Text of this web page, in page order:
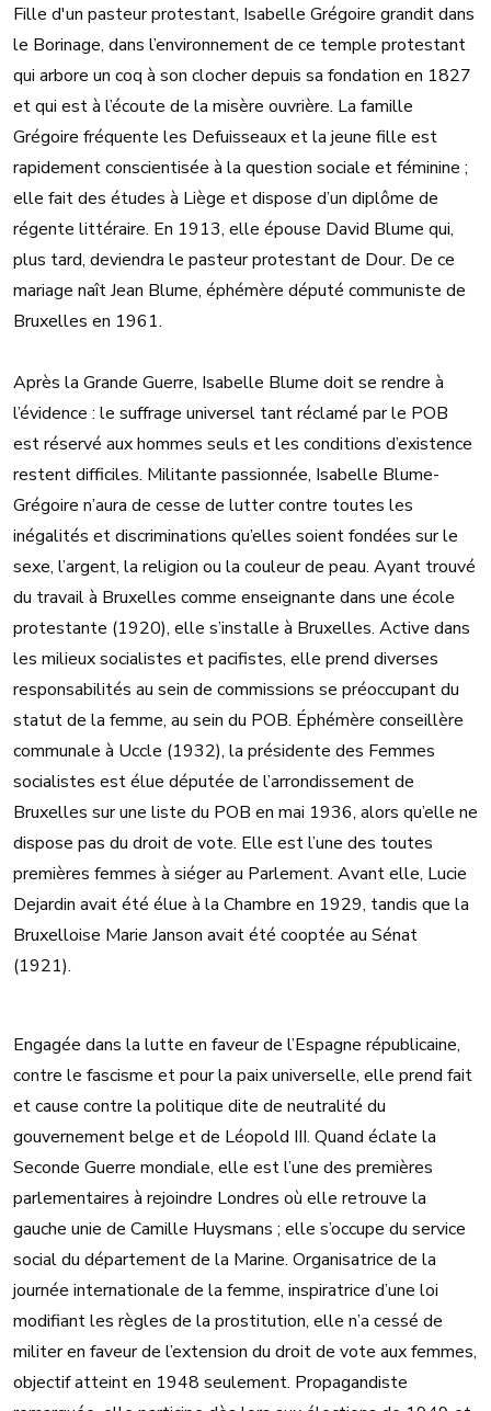
Fille d'un pasteur protestant, Isabelle Grégoire grandit dans
le Borinage, dans l’environnement de ce temple protestant
qui arbore un coq à son clocher depuis sa fondation en 1827
et qui est à l’écoute de la misère ouvrière. La famille
Grégoire fréquente les Defuisseaux et la jeune fille est
rapidement conscientisée à la question sociale et féminine ;
elle fait des études à Liège et dispose d’un diplôme de
régente littéraire. En 1913, elle épouse David Blume qui,
plus tard, deviendra le pasteur protestant de Dour. De ce
mariage naît Jean Blume, éphémère député communiste de
Bruxelles en 1961.
Après la Grande Guerre, Isabelle Blume doit se rendre à
l’évidence : le suffrage universel tant réclamé par le POB
est réservé aux hommes seuls et les conditions d’existence
restent difficiles. Militante passionnée, Isabelle Blume-
Grégoire n’aura de cesse de lutter contre toutes les
inégalités et discriminations qu’elles soient fondées sur le
sexe, l’argent, la religion ou la couleur de peau. Ayant trouvé
du travail à Bruxelles comme enseignante dans une école
protestante (1920), elle s’installe à Bruxelles. Active dans
les milieux socialistes et pacifistes, elle prend diverses
responsabilités au sein de commissions se préoccupant du
statut de la femme, au sein du POB. Éphémère conseillère
communale à Uccle (1932), la présidente des Femmes
socialistes est élue députée de l’arrondissement de
Bruxelles sur une liste du POB en mai 1936, alors qu’elle ne
dispose pas du droit de vote. Elle est l’une des toutes
premières femmes à siéger au Parlement. Avant elle, Lucie
Dejardin avait été élue à la Chambre en 1929, tandis que la
Bruxelloise Marie Janson avait été cooptée au Sénat
(1921).
Engagée dans la lutte en faveur de l’Espagne républicaine,
contre le fascisme et pour la paix universelle, elle prend fait
et cause contre la politique dite de neutralité du
gouvernement belge et de Léopold III. Quand éclate la
Seconde Guerre mondiale, elle est l’une des premières
parlementaires à rejoindre Londres où elle retrouve la
gauche unie de Camille Huysmans ; elle s’occupe du service
social du département de la Marine. Organisatrice de la
journée internationale de la femme, inspiratrice d’une loi
modifiant les règles de la prostitution, elle n’a cessé de
militer en faveur de l’extension du droit de vote aux femmes,
objectif atteint en 1948 seulement. Propagandiste